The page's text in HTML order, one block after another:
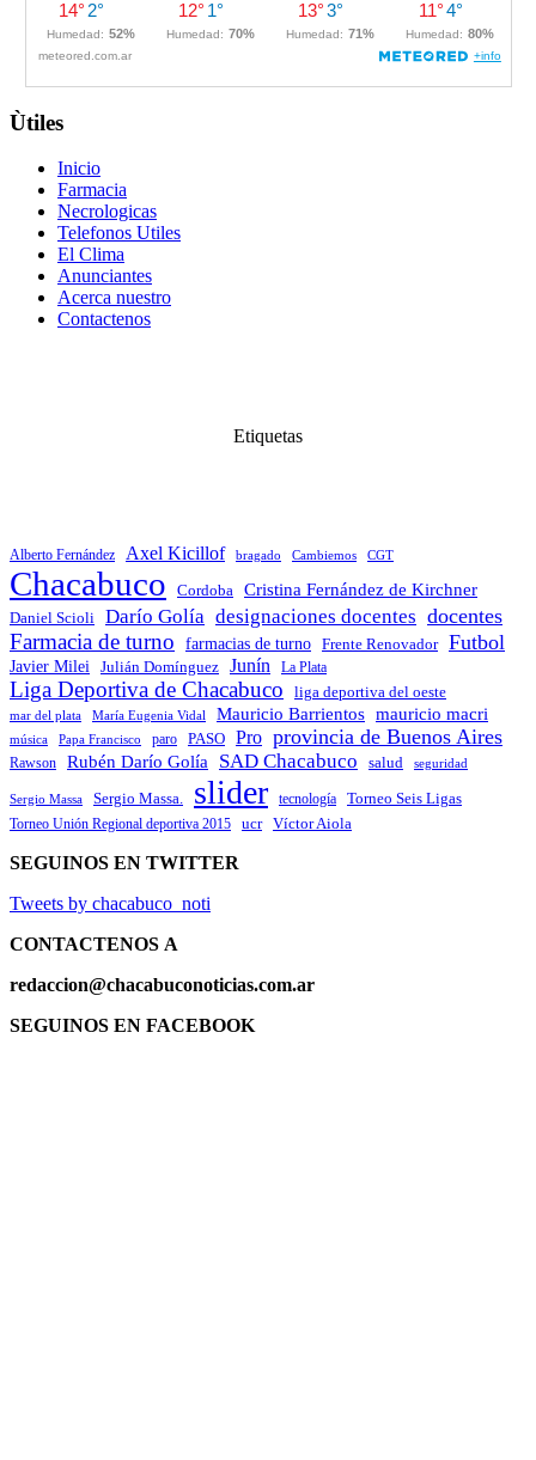
Ùtiles
Inicio
Farmacia
Necrologicas
Telefonos Utiles
El Clima
Anunciantes
Acerca nuestro
Contactenos
Etiquetas
Alberto Fernández Axel Kicillof bragado Cambiemos CGT
Chacabuco Cordoba Cristina Fernández de Kirchner
Daniel Scioli Darío Golía designaciones docentes docentes
Farmacia de turno farmacias de turno Frente Renovador Futbol
Javier Milei Julián Domínguez Junín La Plata
Liga Deportiva de Chacabuco liga deportiva del oeste
mar del plata María Eugenia Vidal Mauricio Barrientos mauricio macri
música Papa Francisco paro PASO Pro provincia de Buenos Aires
Rawson Rubén Darío Golía SAD Chacabuco salud seguridad
Sergio Massa Sergio Massa. slider tecnología Torneo Seis Ligas
Torneo Unión Regional deportiva 2015 ucr Víctor Aiola
SEGUINOS EN TWITTER
Tweets by chacabuco_noti
CONTACTENOS A
redaccion@chacabuconoticias.com.ar
SEGUINOS EN FACEBOOK